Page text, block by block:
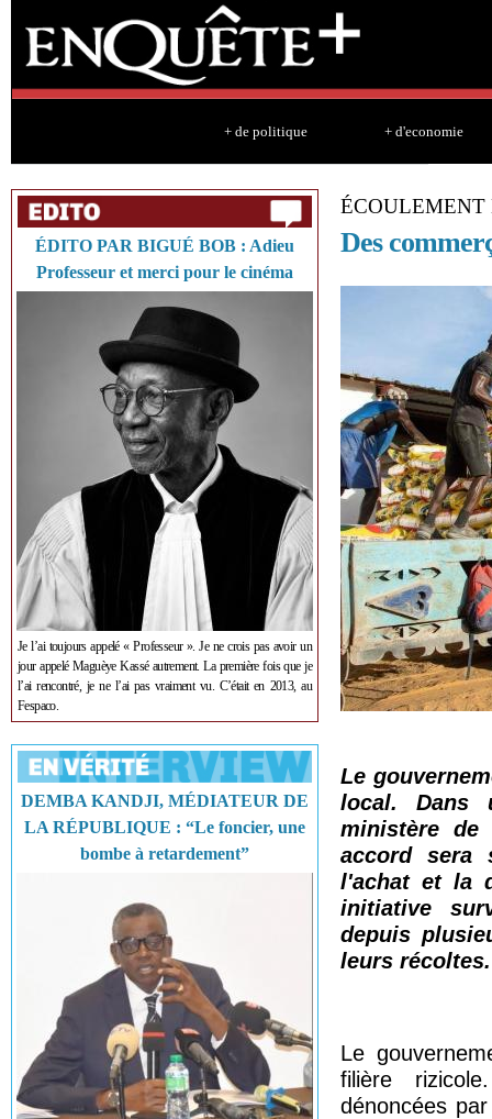
+ de politique + d'economie
ÉDITO PAR BIGUÉ BOB : Adieu
Professeur et merci pour le cinéma
Je l’ai toujours appelé « Professeur ». Je ne crois pas avoir un
jour appelé Maguèye Kassé autrement. La première fois que je
l’ai rencontré, je ne l’ai pas vraiment vu. C’était en 2013, au
Fespaco.
DEMBA KANDJI, MÉDIATEUR DE
LA RÉPUBLIQUE : “Le foncier, une
bombe à retardement”
Des
Le
local. Dans
ministère de
accord sera
l'achat et la
initiative
depuis
leurs récoltes.
Le
filière
dénoncées